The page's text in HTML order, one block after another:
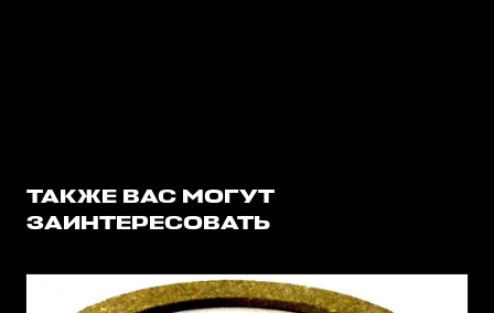
ТАКЖЕ ВАС МОГУТ
ЗАИНТЕРЕСОВАТЬ